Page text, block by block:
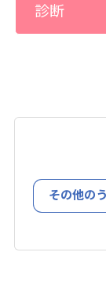
診断
その他の